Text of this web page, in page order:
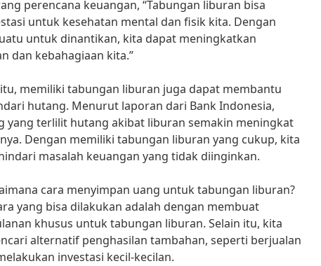
perencana keuangan, “Tabungan liburan bisa
untuk kesehatan mental dan fisik kita. Dengan
untuk dinantikan, kita dapat meningkatkan
dan kebahagiaan kita.”
memiliki tabungan liburan juga dapat membantu
hutang. Menurut laporan dari Bank Indonesia,
yang terlilit hutang akibat liburan semakin meningkat
Dengan memiliki tabungan liburan yang cukup, kita
masalah keuangan yang tidak diinginkan.
cara menyimpan uang untuk tabungan liburan?
yang bisa dilakukan adalah dengan membuat
khusus untuk tabungan liburan. Selain itu, kita
alternatif penghasilan tambahan, seperti berjualan
investasi kecil-kecilan.